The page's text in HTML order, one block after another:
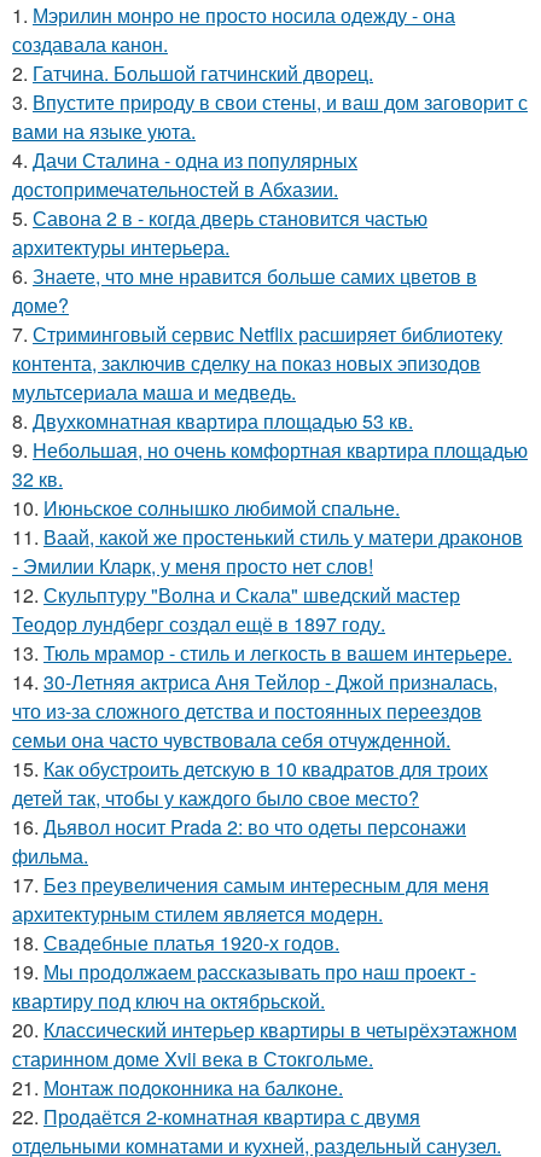
1. Мэрилин монро не просто носила одежду - она
создавала канон.
2. Гатчина. Большой гатчинский дворец.
3. Впустите природу в свои стены, и ваш дом заговорит с
вами на языке уюта.
4. Дачи Сталина - одна из популярных
достопримечательностей в Абхазии.
5. Савона 2 в - когда дверь становится частью
архитектуры интерьера.
6. Знаете, что мне нравится больше самих цветов в
доме?
7. Стриминговый сервис Netflix расширяет библиотеку
контента, заключив сделку на показ новых эпизодов
мультсериала маша и медведь.
8. Двухкомнатная квартира площадью 53 кв.
9. Небольшая, но очень комфортная квартира площадью
32 кв.
10. Июньское солнышко любимой спальне.
11. Ваай, какой же простенький стиль у матери драконов
- Эмилии Кларк, у меня просто нет слов!
12. Скульптуру "Волна и Скала" шведский мастер
Теодор лундберг создал ещё в 1897 году.
13. Тюль мрамор - стиль и лeгкость в вашем интерьере.
14. 30-Летняя актриса Аня Тейлор - Джой призналась,
что из-за сложного детства и постоянных переездов
семьи она часто чувствовала себя отчужденной.
15. Как обустроить детскую в 10 квадратов для троих
детей так, чтобы у каждого было свое место?
16. Дьявол носит Prada 2: во что одеты персонажи
фильма.
17. Без преувеличения самым интересным для меня
архитектурным стилем является модерн.
18. Свадебные платья 1920-х годов.
19. Мы продолжаем рассказывать про наш проект -
квартиру под ключ на октябрьской.
20. Классический интерьер квартиры в четырёхэтажном
старинном доме Xvii века в Стокгольме.
21. Монтаж пoдoкoнника на балкoне.
22. Продаётся 2-комнатная квартира с двумя
отдельными комнатами и кухней, раздельный санузел.